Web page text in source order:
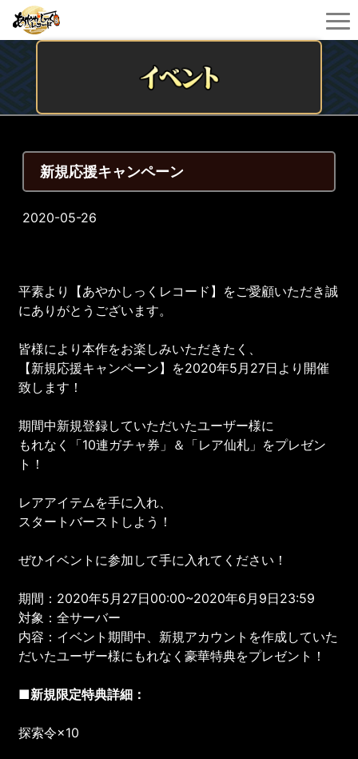
新規応援キャンペーン
2020-05-26
平素より【あやかしっくレコード】をご愛顧いただき誠
にありがとうございます。
皆様により本作をお楽しみいただきたく、
【新規応援キャンペーン】を2020年5月27日より開催
致します！
期間中新規登録していただいたユーザー様に
もれなく「10連ガチャ券」＆「レア仙札」をプレゼン
ト！
レアアイテムを手に入れ、
スタートバーストしよう！
ぜひイベントに参加して手に入れてください！
期間：2020年5月27日00:00~2020年6月9日23:59
対象：全サーバー
内容：イベント期間中、新規アカウントを作成していた
だいたユーザー様にもれなく豪華特典をプレゼント！
■新規限定特典詳細：
探索令×10